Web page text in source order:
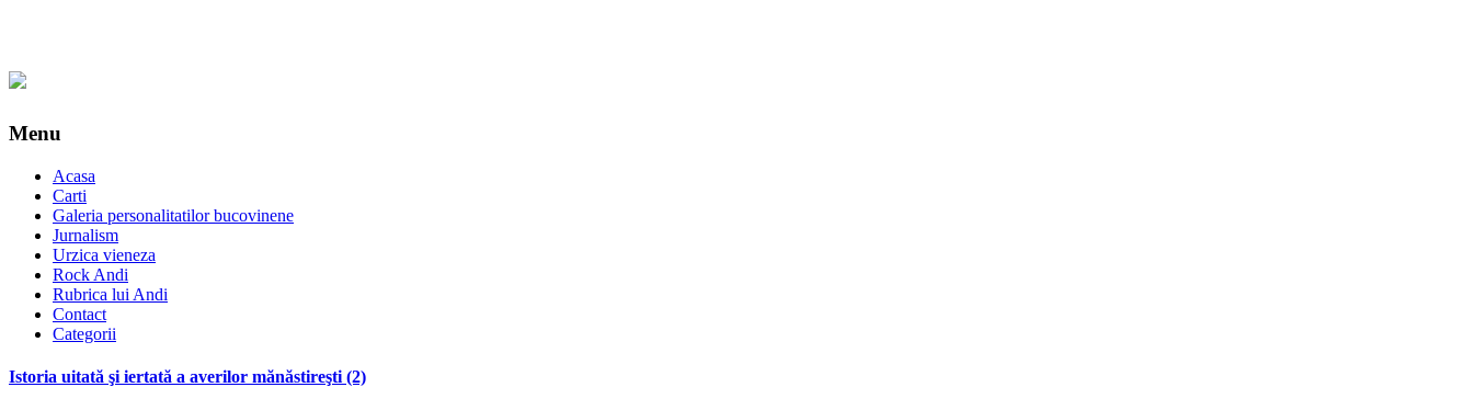
Menu
Acasa
Carti
Galeria personalitatilor bucovinene
Jurnalism
Urzica vieneza
Rock Andi
Rubrica lui Andi
Contact
Categorii
Istoria uitată şi iertată a averilor mănăstireşti (2)